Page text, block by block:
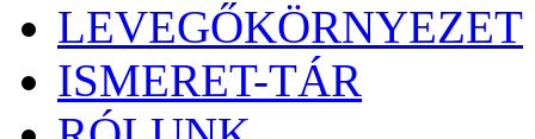
LEVEGŐKÖRNYEZET
ISMERET-TÁR